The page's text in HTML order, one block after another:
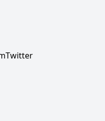
Twitter